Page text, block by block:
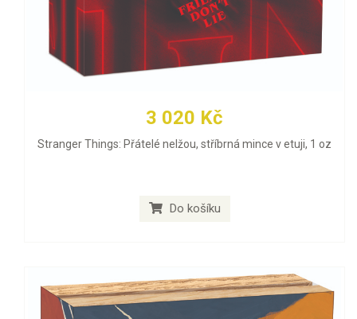
3 020 Kč
Stranger Things: Přátelé nelžou, stříbrná mince v etuji, 1 oz
Do košíku